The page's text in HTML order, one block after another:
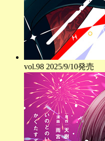
vol.98 2025/9/10発売